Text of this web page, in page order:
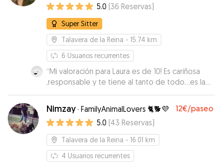
5.0 (36 Reservas)
Super Sitter
Talavera de la Reina - 15.74 km
6 Usuarios recurrentes
“Mi valoración para Laura es de 10! Es cariñosa
,responsable y te tiene al tanto de todo...es la
segunda vez que se quedan con Tapón y
volveremos a contar con ellos.... recomiendo
100%”
Nimzay· FamilyAnimalLovers 🐈🐕💜 12€/paseo
5.0 (43 Reservas)
Talavera de la Reina - 16.01 km
4 Usuarios recurrentes